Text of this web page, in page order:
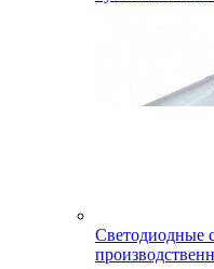
Светодиодные